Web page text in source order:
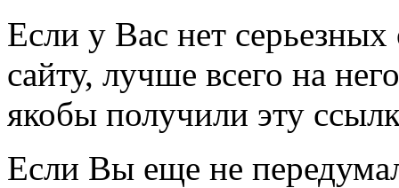
Если у Вас нет
сайту, лучше всего на
якобы получили эту
Если Вы еще не